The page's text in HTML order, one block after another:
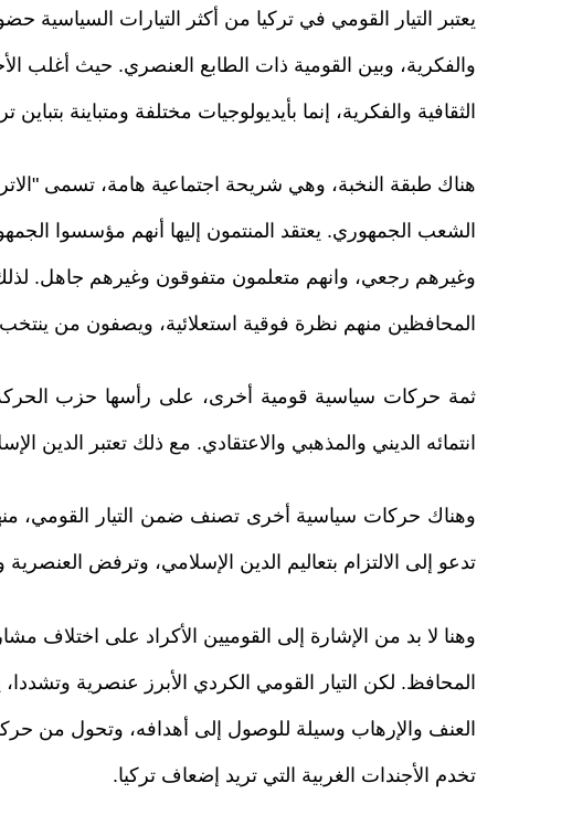
يعتبر التيار القومي في تركيا من أكثر التيارات السياسية
والفكرية، وبين القومية ذات الطابع العنصري. حيث أغلب
الثقافية والفكرية، إنما بأيديولوجيات مختلفة ومتباينة
هناك طبقة النخبة، وهي شريحة اجتماعية هامة، تسمى
الشعب الجمهوري. يعتقد المنتمون إليها أنهم مؤسسوا
وغيرهم رجعي، وانهم متعلمون متفوقون وغيرهم جاهل.
المحافظين منهم نظرة فوقية استعلائية، ويصفون من ينتخب
ثمة حركات سياسية قومية أخرى، على رأسها حزب
انتمائه الديني والمذهبي والاعتقادي. مع ذلك تعتبر الدين
وهناك حركات سياسية أخرى تصنف ضمن التيار القومي،
تدعو إلى الالتزام بتعاليم الدين الإسلامي، وترفض العنصرية
وهنا لا بد من الإشارة إلى القوميين الأكراد على اختلاف
المحافظ. لكن التيار القومي الكردي الأبرز عنصرية
العنف والإرهاب وسيلة للوصول إلى أهدافه، وتحول من
تخدم الأجندات الغربية التي تريد إضعاف تركيا.